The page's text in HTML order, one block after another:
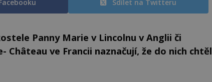
Sdílet na Twitteru
Panny Marie v Lincolnu v Anglii či
ve Francii naznačují, že do nich chtěl